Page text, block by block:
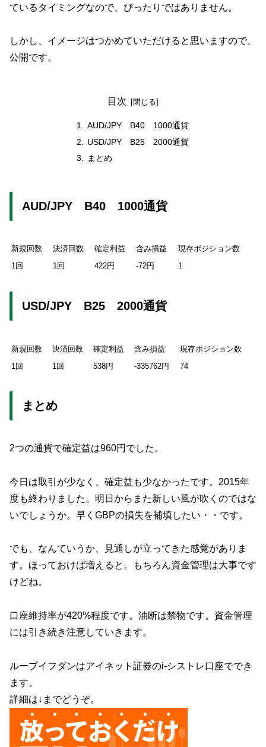
ているタイミングなので、ぴったりではありません。
しかし、イメージはつかめていただけると思いますので、
公開です。
目次
AUD/JPY B40 1000通貨
USD/JPY B25 2000通貨
まとめ
AUD/JPY B40 1000通貨
新規回数 決済回数 確定利益 含み損益
現存ポジション数
1回
1回 422円 -72円 1
USD/JPY B25 2000通貨
新規回数 決済回数 確定利益 含み損益
現存ポジション数
1回
1回 538円 -335762円 74
まとめ
2つの通貨で確定益は960円でした。
今日は取引が少なく、確定益も少なかったです。2015年
度も終わりました。明日からまた新しい風が吹くのではな
いでしょうか。早くGBPの損失を補填したい・・です。
でも、なんていうか、見通しが立ってきた感覚がありま
す。ほっておけば増えると。もちろん資金管理は大事です
けどね。
口座維持率が420%程度です。油断は禁物です。資金管理
には引き続き注意していきます。
ループイフダンはアイネット証券のi-シストレ口座ででき
ます。
詳細は↓までどうぞ。